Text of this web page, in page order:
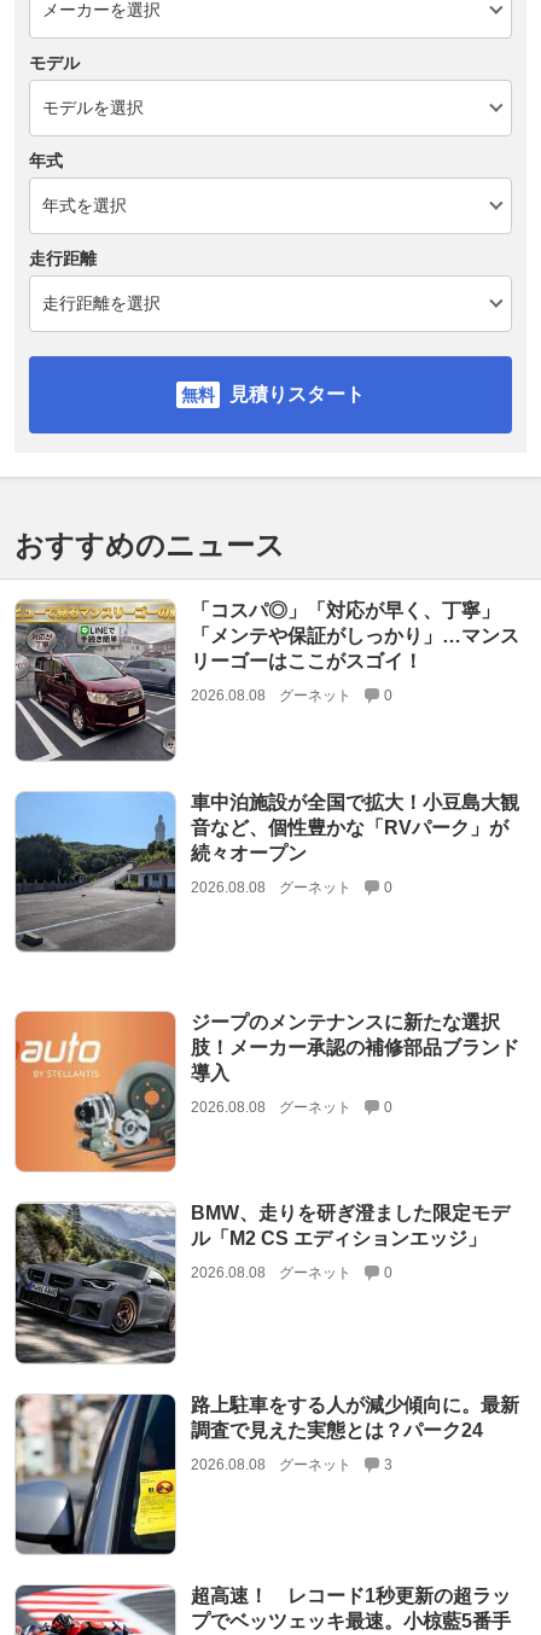
モデル
年式
走行距離
見積りスタート
おすすめのニュース
「コスパ◎」「対応が早く、丁寧」
「メンテや保証がしっかり」…マンス
リーゴーはここがスゴイ！
2026.08.08 グーネット 0
車中泊施設が全国で拡大！小豆島大観
音など、個性豊かな「RVパーク」が
続々オープン
2026.08.08 グーネット 0
ジープのメンテナンスに新たな選択
肢！メーカー承認の補修部品ブランド
導入
2026.08.08 グーネット 0
BMW、走りを研ぎ澄ました限定モデ
ル「M2 CS エディションエッジ」
2026.08.08 グーネット 0
路上駐車をする人が減少傾向に。最新
調査で見えた実態とは？パーク24
2026.08.08 グーネット 3
超高速！ レコード1秒更新の超ラッ
プでベッツェッキ最速。小椋藍5番手